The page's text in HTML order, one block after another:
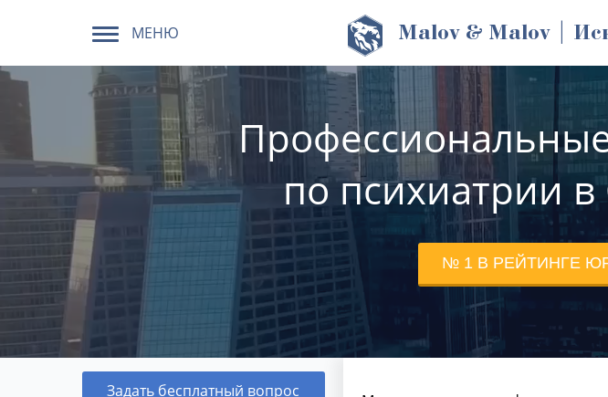
МЕНЮ Malov & Malov |
по психиатрии
№ 1 В РЕЙТИНГЕ
Задать бесплатный вопрос